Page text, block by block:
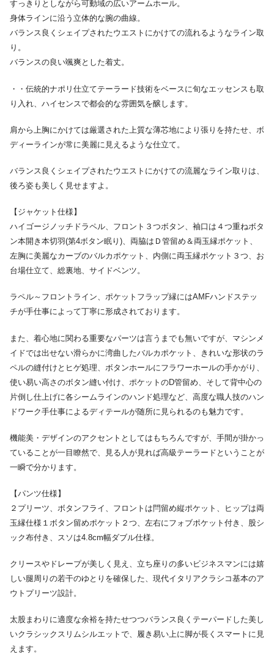
すっきりとしながら可動域の広いアームホール。
身体ラインに沿う立体的な腕の曲線。
バランス良くシェイプされたウエストにかけての流れるようなライン取
り。
バランスの良い颯爽とした着丈。
・・伝統的ナポリ仕立てテーラード技術をベースに旬なエッセンスも取
り入れ、ハイセンスで都会的な雰囲気を醸します。
肩から上胸にかけては厳選された上質な薄芯地により張りを持たせ、ボ
ディーラインが常に美麗に見えるような仕立て。
バランス良くシェイプされたウエストにかけての流麗なライン取りは、
後ろ姿も美しく見せますよ。
【ジャケット仕様】
ハイゴージノッチドラペル、フロント３つボタン、袖口は４つ重ねボタ
ン本開き本切羽(第4ボタン眠り)、両脇はＤ管留め＆両玉縁ポケット、
左胸に美麗なカーブのバルカポケット、内側に両玉縁ポケット３つ、お
台場仕立て、総裏地、サイドベンツ。
ラペル～フロントライン、ポケットフラップ縁にはAMFハンドステッ
チが手仕事によって丁寧に形成されております。
また、着心地に関わる重要なパーツは言うまでも無いですが、マシンメ
イドでは出せない滑らかに湾曲したバルカポケット、きれいな形状のラ
ペルの縫付けとヒゲ処理、ボタンホールにフラワーホールの手かがり、
使い易い高さのボタン縫い付け、ポケットのD管留め、そして背中心の
片倒し仕上げに各シームラインのハンド処理など、高度な職人技のハン
ドワーク手仕事によるディテールが随所に見られるのも魅力です。
機能美・デザインのアクセントとしてはもちろんですが、手間が掛かっ
ていることが一目瞭然で、見る人が見れば高級テーラードということが
一瞬で分かります。
【パンツ仕様】
２プリーツ、ボタンフライ、フロントは閂留め縦ポケット、ヒップは両
玉縁仕様１ボタン留めポケット２つ、左右にフォブポケット付き、股シ
ック布付き、スソは4.8cm幅ダブル仕様。
クリースやドレープが美しく見え、立ち座りの多いビジネスマンには嬉
しい腿周りの若干のゆとりを確保した、現代イタリアクラシコ基本のア
ウトプリーツ設計。
太股まわりに適度な余裕を持たせつつバランス良くテーパードした美し
いクラシックスリムシルエットで、履き易い上に脚が長くスマートに見
えます。